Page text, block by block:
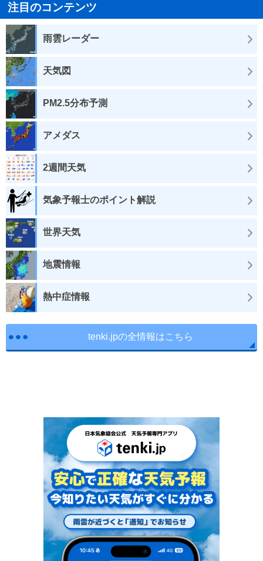
注目のコンテンツ
雨雲レーダー
天気図
PM2.5分布予測
アメダス
2週間天気
気象予報士のポイント解説
世界天気
地震情報
熱中症情報
tenki.jpの全情報はこちら